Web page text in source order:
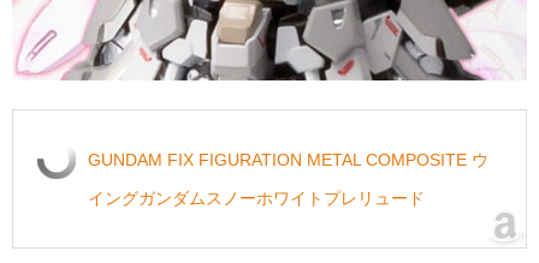
GUNDAM FIX FIGURATION METAL COMPOSITE ウ
イングガンダムスノーホワイトプレリュード